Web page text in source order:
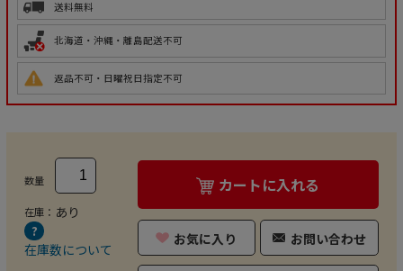
送料無料
北海道・沖縄・離島配送不可
返品不可・日曜祝日指定不可
数量
在庫： あり
在庫数について
カートに入れる
お気に入り お問い合わせ